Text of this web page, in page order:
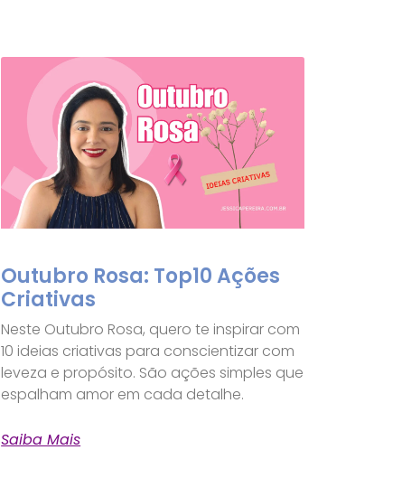
Outubro Rosa: Top10 Ações
Criativas
Neste Outubro Rosa, quero te inspirar com
10 ideias criativas para conscientizar com
leveza e propósito. São ações simples que
espalham amor em cada detalhe.
Saiba Mais